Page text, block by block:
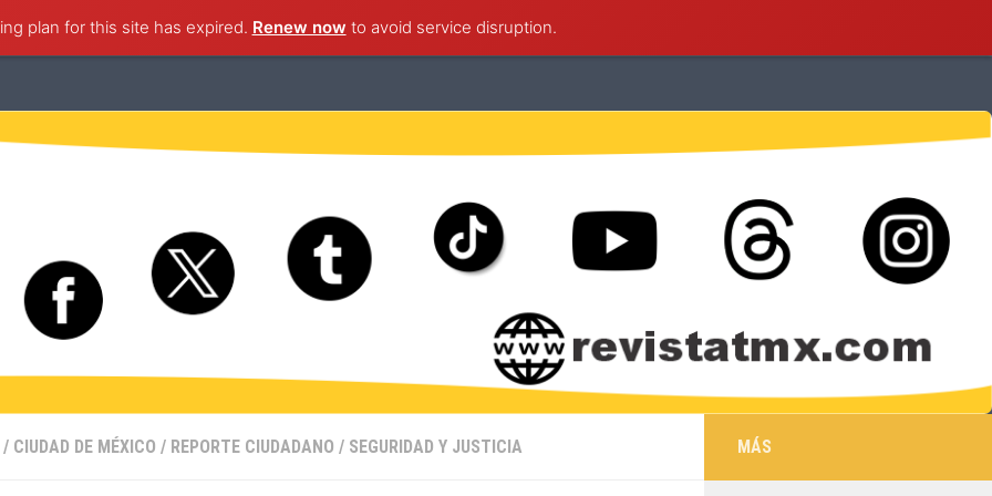
plan for this site has expired. Renew now to avoid service disruption.
Nacional Ciudad de México Estado de México
/ CIUDAD DE MÉXICO / REPORTE CIUDADANO / SEGURIDAD Y JUSTICIA MÁS